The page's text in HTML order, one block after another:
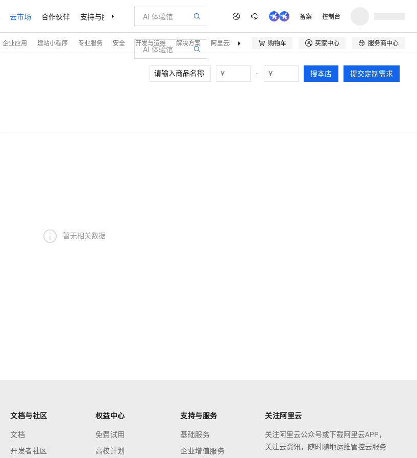
云市场 合作伙伴 支持与服务 了解阿里云 备案 控制台
企业应用 建站小程序 专业服务 安全 开发与运维 解决方案 阿里云精选 伙伴招募
 购物车  买家中心  服务商中心
¥ - ¥ 搜本店 提交定制需求
暂无相关数据
文档与社区
文档
开发者社区
权益中心
免费试用
高校计划
支持与服务
基础服务
企业增值服务
关注阿里云
关注阿里云公众号或下载阿里云APP，
关注云资讯，随时随地运维管控云服务